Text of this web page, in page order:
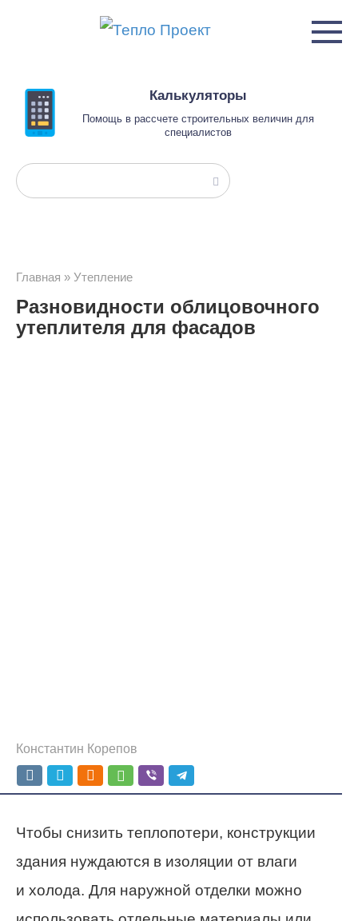
Калькуляторы
Помощь в рассчете строительных величин для
специалистов
Поиск:
Главная » Утепление
Разновидности облицовочного
утеплителя для фасадов
Константин Корепов
Чтобы снизить теплопотери, конструкции
здания нуждаются в изоляции от влаги
и холода. Для наружной отделки можно